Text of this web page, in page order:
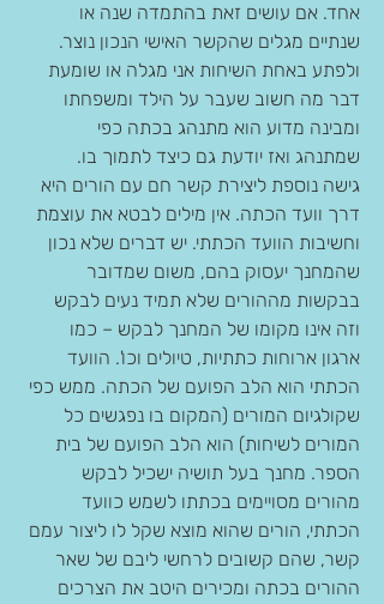
אחד. אם עושים זאת בהתמדה שנה או
שנתיים מגלים שהקשר האישי הנכון נוצר.
ולפתע באחת השיחות אני מגלה או שומעת
דבר מה חשוב שעבר על הילד ומשפחתו
ומבינה מדוע הוא מתנהג בכתה כפי
שמתנהג ואז יודעת גם כיצד לתמוך בו.
גישה נוספת ליצירת קשר חם עם הורים היא
דרך וועד הכתה. אין מילים לבטא את עוצמת
וחשיבות הוועד הכתתי. יש דברים שלא נכון
שהמחנך יעסוק בהם, משום שמדובר
בבקשות מההורים שלא תמיד נעים לבקש
וזה אינו מקומו של המחנך לבקש – כמו
ארגון ארוחות כתתיות, טיולים וכו'. הוועד
הכתתי הוא הלב הפועם של הכתה. ממש כפי
שקולגיום המורים (המקום בו נפגשים כל
המורים לשיחות) הוא הלב הפועם של בית
הספר. מחנך בעל תושיה ישכיל לבקש
מהורים מסויימים בכתתו לשמש כוועד
הכתתי, הורים שהוא מוצא שקל לו ליצור עמם
קשר, שהם קשובים לרחשי ליבם של שאר
ההורים בכתה ומכירים היטב את הצרכים